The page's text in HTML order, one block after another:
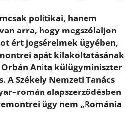
politikai, hanem
arra, hogy megszólaljon
ért jogsérelmek ügyében,
apát kilakoltatásának
Orbán Anita külügyminiszter
A Székely Nemzeti Tanács
alapszerződésben
ügy nem „Románia